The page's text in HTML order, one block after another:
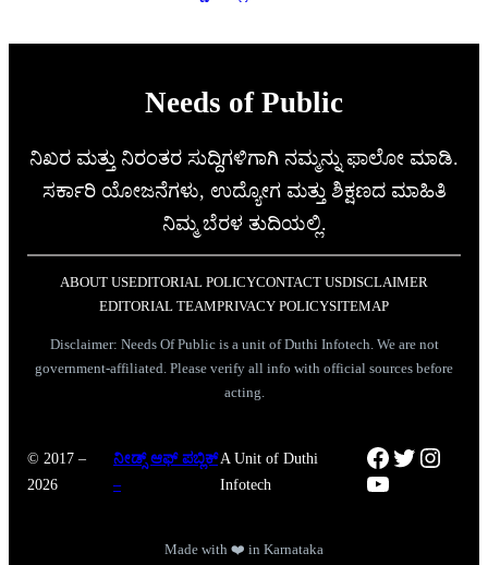
Needs of Public
ನಿಖರ ಮತ್ತು ನಿರಂತರ ಸುದ್ದಿಗಳಿಗಾಗಿ ನಮ್ಮನ್ನು ಫಾಲೋ ಮಾಡಿ.
ಸರ್ಕಾರಿ ಯೋಜನೆಗಳು, ಉದ್ಯೋಗ ಮತ್ತು ಶಿಕ್ಷಣದ ಮಾಹಿತಿ
ನಿಮ್ಮ ಬೆರಳ ತುದಿಯಲ್ಲಿ.
ABOUT USEDITORIAL POLICYCONTACT USDISCLAIMER
EDITORIAL TEAMPRIVACY POLICYSITEMAP
Disclaimer: Needs Of Public is a unit of Duthi Infotech. We are not
government-affiliated. Please verify all info with official sources before
acting.
© 2017 –
2026
ನೀಡ್ಸ್ ಆಫ್ ಪಬ್ಲಿಕ್
–
A Unit of Duthi
Infotech
Facebook
Twitter
YouTube
Made with ❤️ in Karnataka